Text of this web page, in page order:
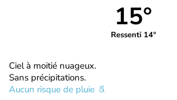
15°
Ressenti 14°
Ciel à moitié nuageux.
Sans précipitations.
Aucun risque de pluie